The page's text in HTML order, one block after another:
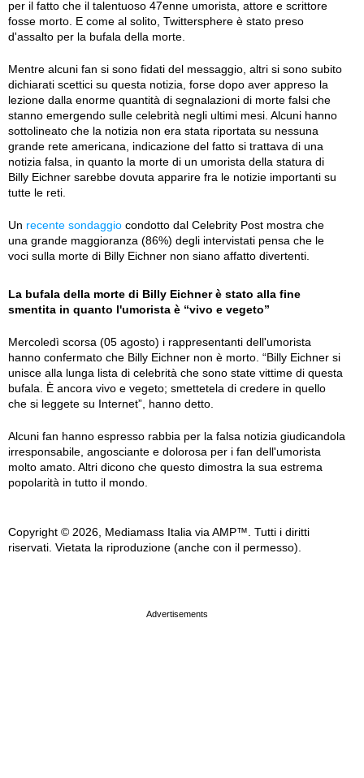
per il fatto che il talentuoso 47enne umorista, attore e scrittore
fosse morto. E come al solito, Twittersphere è stato preso
d'assalto per la bufala della morte.
Mentre alcuni fan si sono fidati del messaggio, altri si sono subito
dichiarati scettici su questa notizia, forse dopo aver appreso la
lezione dalla enorme quantità di segnalazioni di morte falsi che
stanno emergendo sulle celebrità negli ultimi mesi. Alcuni hanno
sottolineato che la notizia non era stata riportata su nessuna
grande rete americana, indicazione del fatto si trattava di una
notizia falsa, in quanto la morte di un umorista della statura di
Billy Eichner sarebbe dovuta apparire fra le notizie importanti su
tutte le reti.
Un recente sondaggio condotto dal Celebrity Post mostra che
una grande maggioranza (86%) degli intervistati pensa che le
voci sulla morte di Billy Eichner non siano affatto divertenti.
La bufala della morte di Billy Eichner è stato alla fine
smentita in quanto l'umorista è “vivo e vegeto”
Mercoledì scorsa (05 agosto) i rappresentanti dell'umorista
hanno confermato che Billy Eichner non è morto. “Billy Eichner si
unisce alla lunga lista di celebrità che sono state vittime di questa
bufala. È ancora vivo e vegeto; smettetela di credere in quello
che si leggete su Internet”, hanno detto.
Alcuni fan hanno espresso rabbia per la falsa notizia giudicandola
irresponsabile, angosciante e dolorosa per i fan dell'umorista
molto amato. Altri dicono che questo dimostra la sua estrema
popolarità in tutto il mondo.
Copyright © 2026, Mediamass Italia via AMP™. Tutti i diritti
riservati. Vietata la riproduzione (anche con il permesso).